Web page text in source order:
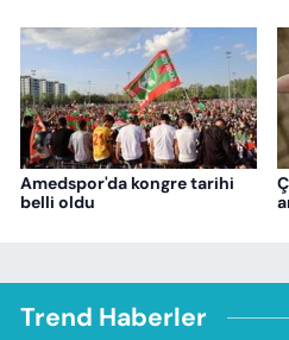
Amedspor'da kongre tarihi
belli oldu
Trend Haberler